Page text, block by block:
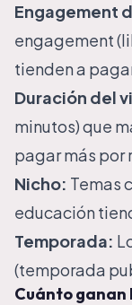
Engagement
engagement
tienden a
Duración del
minutos) que
pagar más por
Nicho: Temas
educación
Temporada:
(temporada
Cuánto